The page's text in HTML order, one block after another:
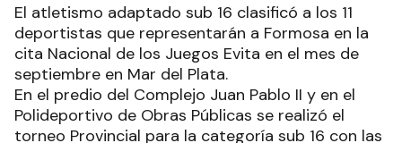
El atletismo adaptado sub 16 clasificó a los 11
deportistas que representarán a Formosa en la
cita Nacional de los Juegos Evita en el mes de
septiembre en Mar del Plata.
En el predio del Complejo Juan Pablo II y en el
Polideportivo de Obras Públicas se realizó el
torneo Provincial para la categoría sub 16 con las